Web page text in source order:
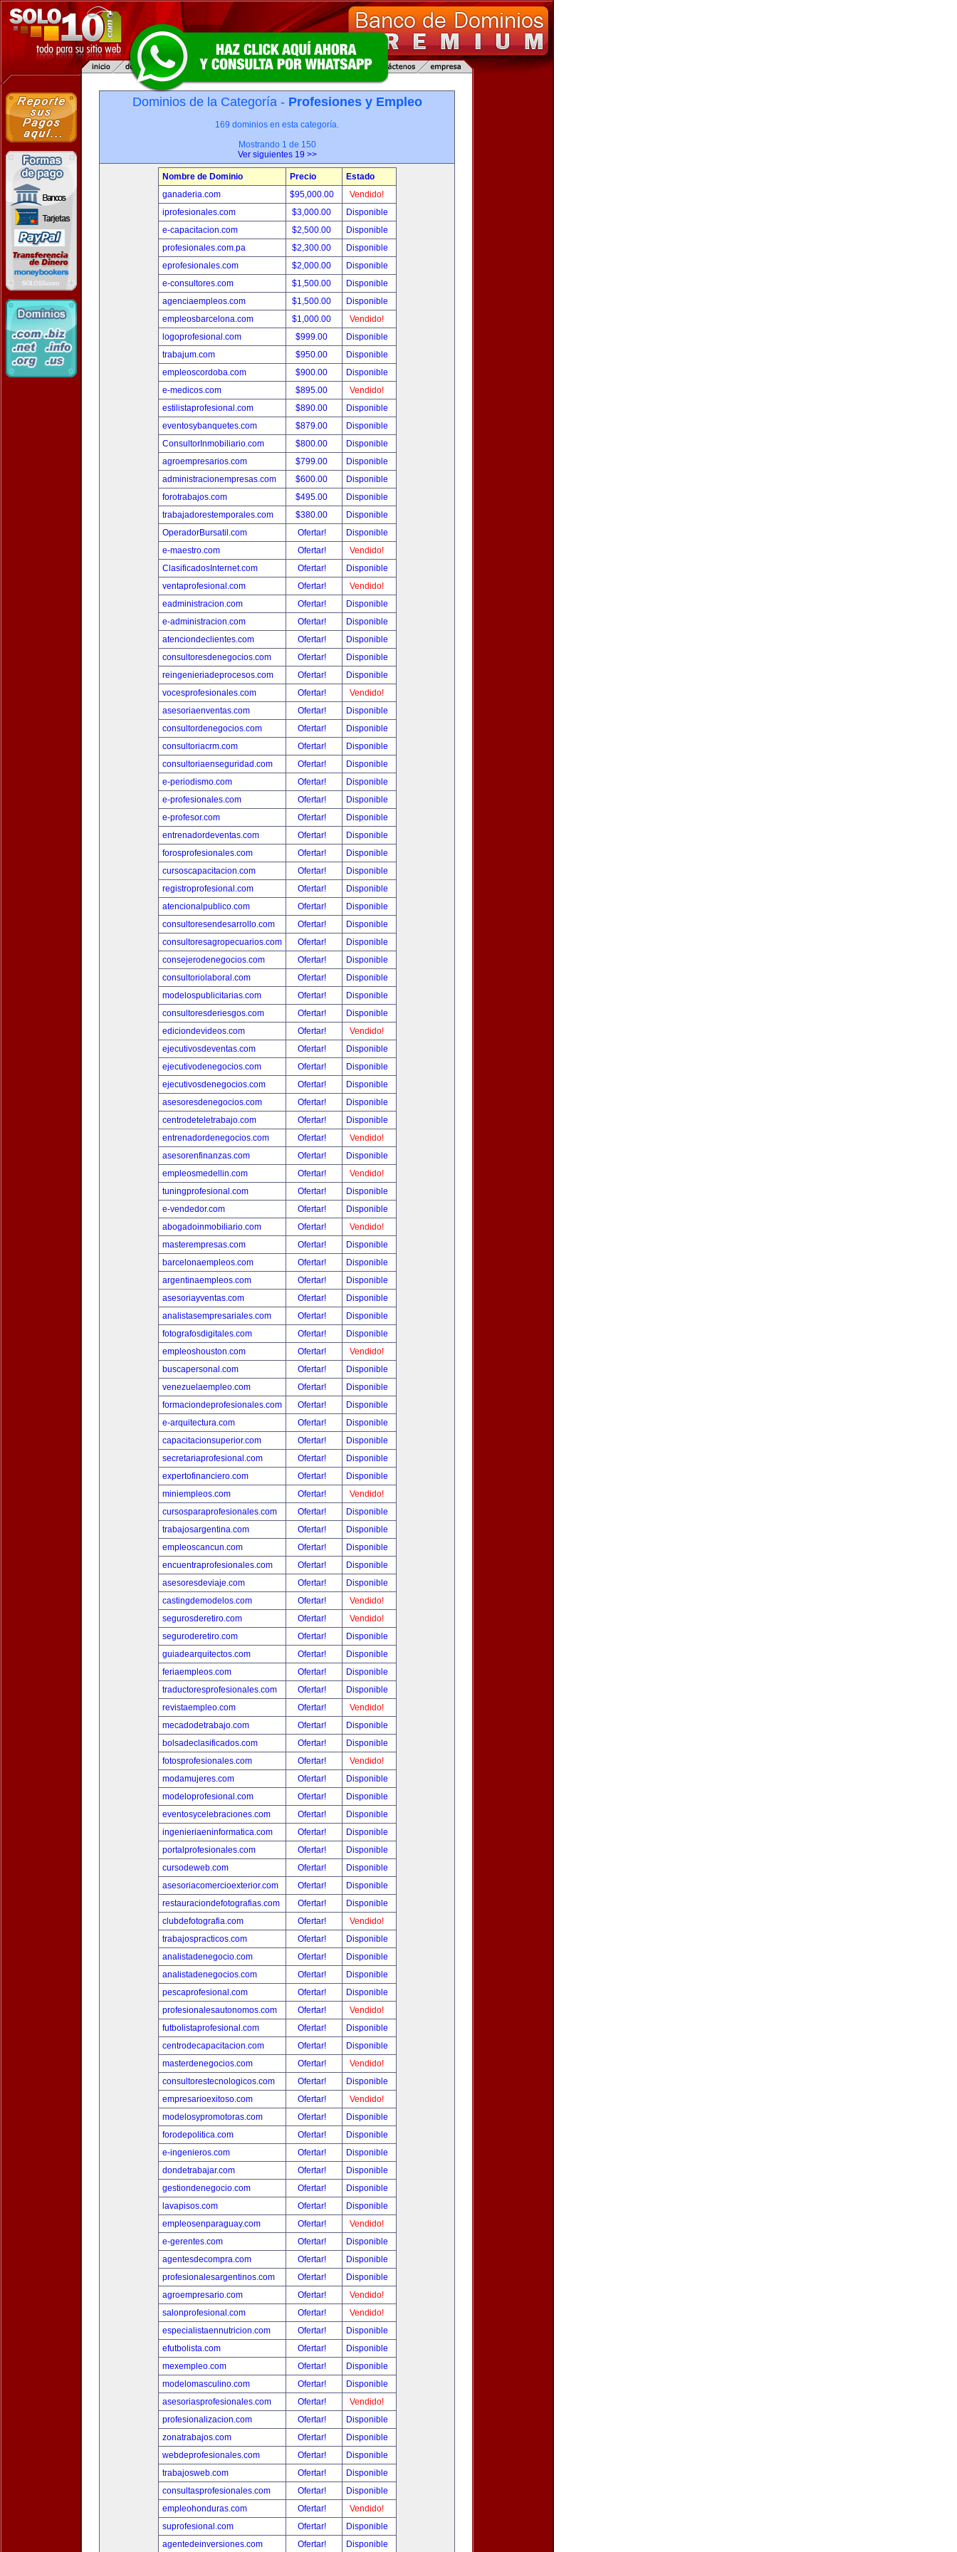
Dominios de la Categoría - Profesiones y Empleo
169 dominios en esta categoría.
Mostrando 1 de 150
Ver siguientes 19 >>
Nombre de Dominio Precio
Estado
ganaderia.com
$95,000.00
Vendido!
iprofesionales.com
$3,000.00
Disponible
e-capacitacion.com
$2,500.00
Disponible
profesionales.com.pa
$2,300.00
Disponible
eprofesionales.com
$2,000.00
Disponible
e-consultores.com
$1,500.00
Disponible
agenciaempleos.com
$1,500.00
Disponible
empleosbarcelona.com
$1,000.00
Vendido!
logoprofesional.com
$999.00
Disponible
trabajum.com
$950.00
Disponible
empleoscordoba.com
$900.00
Disponible
e-medicos.com
$895.00
Vendido!
estilistaprofesional.com
$890.00
Disponible
eventosybanquetes.com
$879.00
Disponible
ConsultorInmobiliario.com
$800.00
Disponible
agroempresarios.com
$799.00
Disponible
administracionempresas.com
$600.00
Disponible
forotrabajos.com
$495.00
Disponible
trabajadorestemporales.com
$380.00
Disponible
OperadorBursatil.com
Ofertar!
Disponible
e-maestro.com
Ofertar!
Vendido!
ClasificadosInternet.com
Ofertar!
Disponible
ventaprofesional.com
Ofertar!
Vendido!
eadministracion.com
Ofertar!
Disponible
e-administracion.com
Ofertar!
Disponible
atenciondeclientes.com
Ofertar!
Disponible
consultoresdenegocios.com
Ofertar!
Disponible
reingenieriadeprocesos.com
Ofertar!
Disponible
vocesprofesionales.com
Ofertar!
Vendido!
asesoriaenventas.com
Ofertar!
Disponible
consultordenegocios.com
Ofertar!
Disponible
consultoriacrm.com
Ofertar!
Disponible
consultoriaenseguridad.com
Ofertar!
Disponible
e-periodismo.com
Ofertar!
Disponible
e-profesionales.com
Ofertar!
Disponible
e-profesor.com
Ofertar!
Disponible
entrenadordeventas.com
Ofertar!
Disponible
forosprofesionales.com
Ofertar!
Disponible
cursoscapacitacion.com
Ofertar!
Disponible
registroprofesional.com
Ofertar!
Disponible
atencionalpublico.com
Ofertar!
Disponible
consultoresendesarrollo.com
Ofertar!
Disponible
consultoresagropecuarios.com
Ofertar!
Disponible
consejerodenegocios.com
Ofertar!
Disponible
consultoriolaboral.com
Ofertar!
Disponible
modelospublicitarias.com
Ofertar!
Disponible
consultoresderiesgos.com
Ofertar!
Disponible
ediciondevideos.com
Ofertar!
Vendido!
ejecutivosdeventas.com
Ofertar!
Disponible
ejecutivodenegocios.com
Ofertar!
Disponible
ejecutivosdenegocios.com
Ofertar!
Disponible
asesoresdenegocios.com
Ofertar!
Disponible
centrodeteletrabajo.com
Ofertar!
Disponible
entrenadordenegocios.com
Ofertar!
Vendido!
asesorenfinanzas.com
Ofertar!
Disponible
empleosmedellin.com
Ofertar!
Vendido!
tuningprofesional.com
Ofertar!
Disponible
e-vendedor.com
Ofertar!
Disponible
abogadoinmobiliario.com
Ofertar!
Vendido!
masterempresas.com
Ofertar!
Disponible
barcelonaempleos.com
Ofertar!
Disponible
argentinaempleos.com
Ofertar!
Disponible
asesoriayventas.com
Ofertar!
Disponible
analistasempresariales.com
Ofertar!
Disponible
fotografosdigitales.com
Ofertar!
Disponible
empleoshouston.com
Ofertar!
Vendido!
buscapersonal.com
Ofertar!
Disponible
venezuelaempleo.com
Ofertar!
Disponible
formaciondeprofesionales.com
Ofertar!
Disponible
e-arquitectura.com
Ofertar!
Disponible
capacitacionsuperior.com
Ofertar!
Disponible
secretariaprofesional.com
Ofertar!
Disponible
expertofinanciero.com
Ofertar!
Disponible
miniempleos.com
Ofertar!
Vendido!
cursosparaprofesionales.com
Ofertar!
Disponible
trabajosargentina.com
Ofertar!
Disponible
empleoscancun.com
Ofertar!
Disponible
encuentraprofesionales.com
Ofertar!
Disponible
asesoresdeviaje.com
Ofertar!
Disponible
castingdemodelos.com
Ofertar!
Vendido!
segurosderetiro.com
Ofertar!
Vendido!
seguroderetiro.com
Ofertar!
Disponible
guiadearquitectos.com
Ofertar!
Disponible
feriaempleos.com
Ofertar!
Disponible
traductoresprofesionales.com
Ofertar!
Disponible
revistaempleo.com
Ofertar!
Vendido!
mecadodetrabajo.com
Ofertar!
Disponible
bolsadeclasificados.com
Ofertar!
Disponible
fotosprofesionales.com
Ofertar!
Vendido!
modamujeres.com
Ofertar!
Disponible
modeloprofesional.com
Ofertar!
Disponible
eventosycelebraciones.com
Ofertar!
Disponible
ingenieriaeninformatica.com
Ofertar!
Disponible
portalprofesionales.com
Ofertar!
Disponible
cursodeweb.com
Ofertar!
Disponible
asesoriacomercioexterior.com
Ofertar!
Disponible
restauraciondefotografias.com
Ofertar!
Disponible
clubdefotografia.com
Ofertar!
Vendido!
trabajospracticos.com
Ofertar!
Disponible
analistadenegocio.com
Ofertar!
Disponible
analistadenegocios.com
Ofertar!
Disponible
pescaprofesional.com
Ofertar!
Disponible
profesionalesautonomos.com
Ofertar!
Vendido!
futbolistaprofesional.com
Ofertar!
Disponible
centrodecapacitacion.com
Ofertar!
Disponible
masterdenegocios.com
Ofertar!
Vendido!
consultorestecnologicos.com
Ofertar!
Disponible
empresarioexitoso.com
Ofertar!
Vendido!
modelosypromotoras.com
Ofertar!
Disponible
forodepolitica.com
Ofertar!
Disponible
e-ingenieros.com
Ofertar!
Disponible
dondetrabajar.com
Ofertar!
Disponible
gestiondenegocio.com
Ofertar!
Disponible
lavapisos.com
Ofertar!
Disponible
empleosenparaguay.com
Ofertar!
Vendido!
e-gerentes.com
Ofertar!
Disponible
agentesdecompra.com
Ofertar!
Disponible
profesionalesargentinos.com
Ofertar!
Disponible
agroempresario.com
Ofertar!
Vendido!
salonprofesional.com
Ofertar!
Vendido!
especialistaennutricion.com
Ofertar!
Disponible
efutbolista.com
Ofertar!
Disponible
mexempleo.com
Ofertar!
Disponible
modelomasculino.com
Ofertar!
Disponible
asesoriasprofesionales.com
Ofertar!
Vendido!
profesionalizacion.com
Ofertar!
Disponible
zonatrabajos.com
Ofertar!
Disponible
webdeprofesionales.com
Ofertar!
Disponible
trabajosweb.com
Ofertar!
Disponible
consultasprofesionales.com
Ofertar!
Disponible
empleohonduras.com
Ofertar!
Vendido!
suprofesional.com
Ofertar!
Disponible
agentedeinversiones.com
Ofertar! Disponible